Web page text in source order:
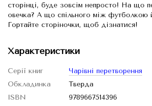
сторінці, буде зовсім непросто! На що
овечка? А що спільного між футболкою
Гортайте сторіночки, щоб дізнатися!
Характеристики
Серії книг
Чарівні перетворення
Обкладинка
Тверда
ISBN
9789667514396